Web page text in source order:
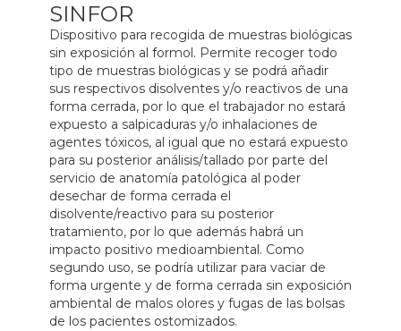
SINFOR
Dispositivo para recogida de muestras biológicas
sin exposición al formol. Permite recoger todo
tipo de muestras biológicas y se podrá añadir
sus respectivos disolventes y/o reactivos de una
forma cerrada, por lo que el trabajador no estará
expuesto a salpicaduras y/o inhalaciones de
agentes tóxicos, al igual que no estará expuesto
para su posterior análisis/tallado por parte del
servicio de anatomía patológica al poder
desechar de forma cerrada el
disolvente/reactivo para su posterior
tratamiento, por lo que además habrá un
impacto positivo medioambiental. Como
segundo uso, se podría utilizar para vaciar de
forma urgente y de forma cerrada sin exposición
ambiental de malos olores y fugas de las bolsas
de los pacientes ostomizados.